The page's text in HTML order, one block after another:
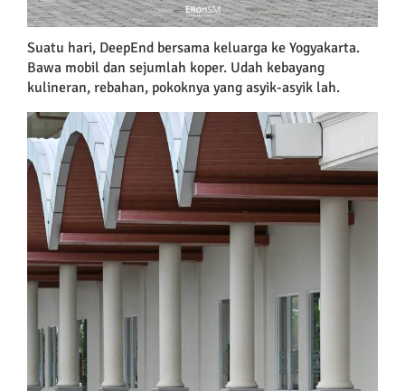
Suatu hari, DeepEnd bersama keluarga ke Yogyakarta.
Bawa mobil dan sejumlah koper. Udah kebayang
kulineran, rebahan, pokoknya yang asyik-asyik lah.